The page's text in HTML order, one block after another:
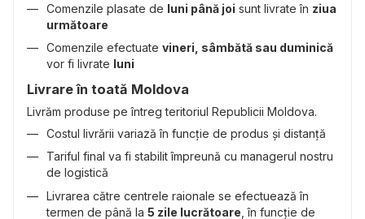
Comenzile plasate de luni până joi sunt livrate în ziua
următoare
Comenzile efectuate vineri, sâmbătă sau duminică
vor fi livrate luni
Livrare în toată Moldova
Livrăm produse pe întreg teritoriul Republicii Moldova.
Costul livrării variază în funcție de produs și distanță
Tariful final va fi stabilit împreună cu managerul nostru
de logistică
Livrarea către centrele raionale se efectuează în
termen de până la 5 zile lucrătoare , în funcție de